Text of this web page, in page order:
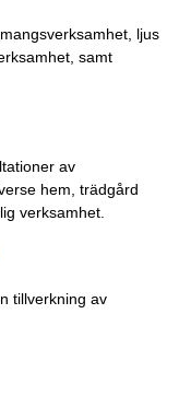
ljus
samt
av
hem, trädgård
verksamhet.
tillverkning av